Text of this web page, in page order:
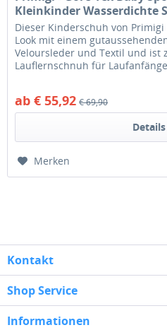
Kleinkinder Wasserdichte
Militärgrün/Hellgrün
Dieser Kinderschuh von
Look mit einem
Veloursleder und Textil und ist
Lauflernschnuh für
ab € 55,92 € 69,90
Details
Merken
Kontakt
Shop Service
Informationen